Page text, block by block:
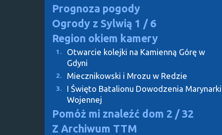
Prognoza pogody
Ogrody z Sylwią 1 / 6
Region okiem kamery
1.
Otwarcie kolejki na Kamienną Górę w
Gdyni
2. Miecznikowski i Mrozu w Redzie
3.
I Święto Batalionu Dowodzenia Marynarki
Wojennej
Pomóż mi znaleźć dom 2 / 32
Z Archiwum TTM